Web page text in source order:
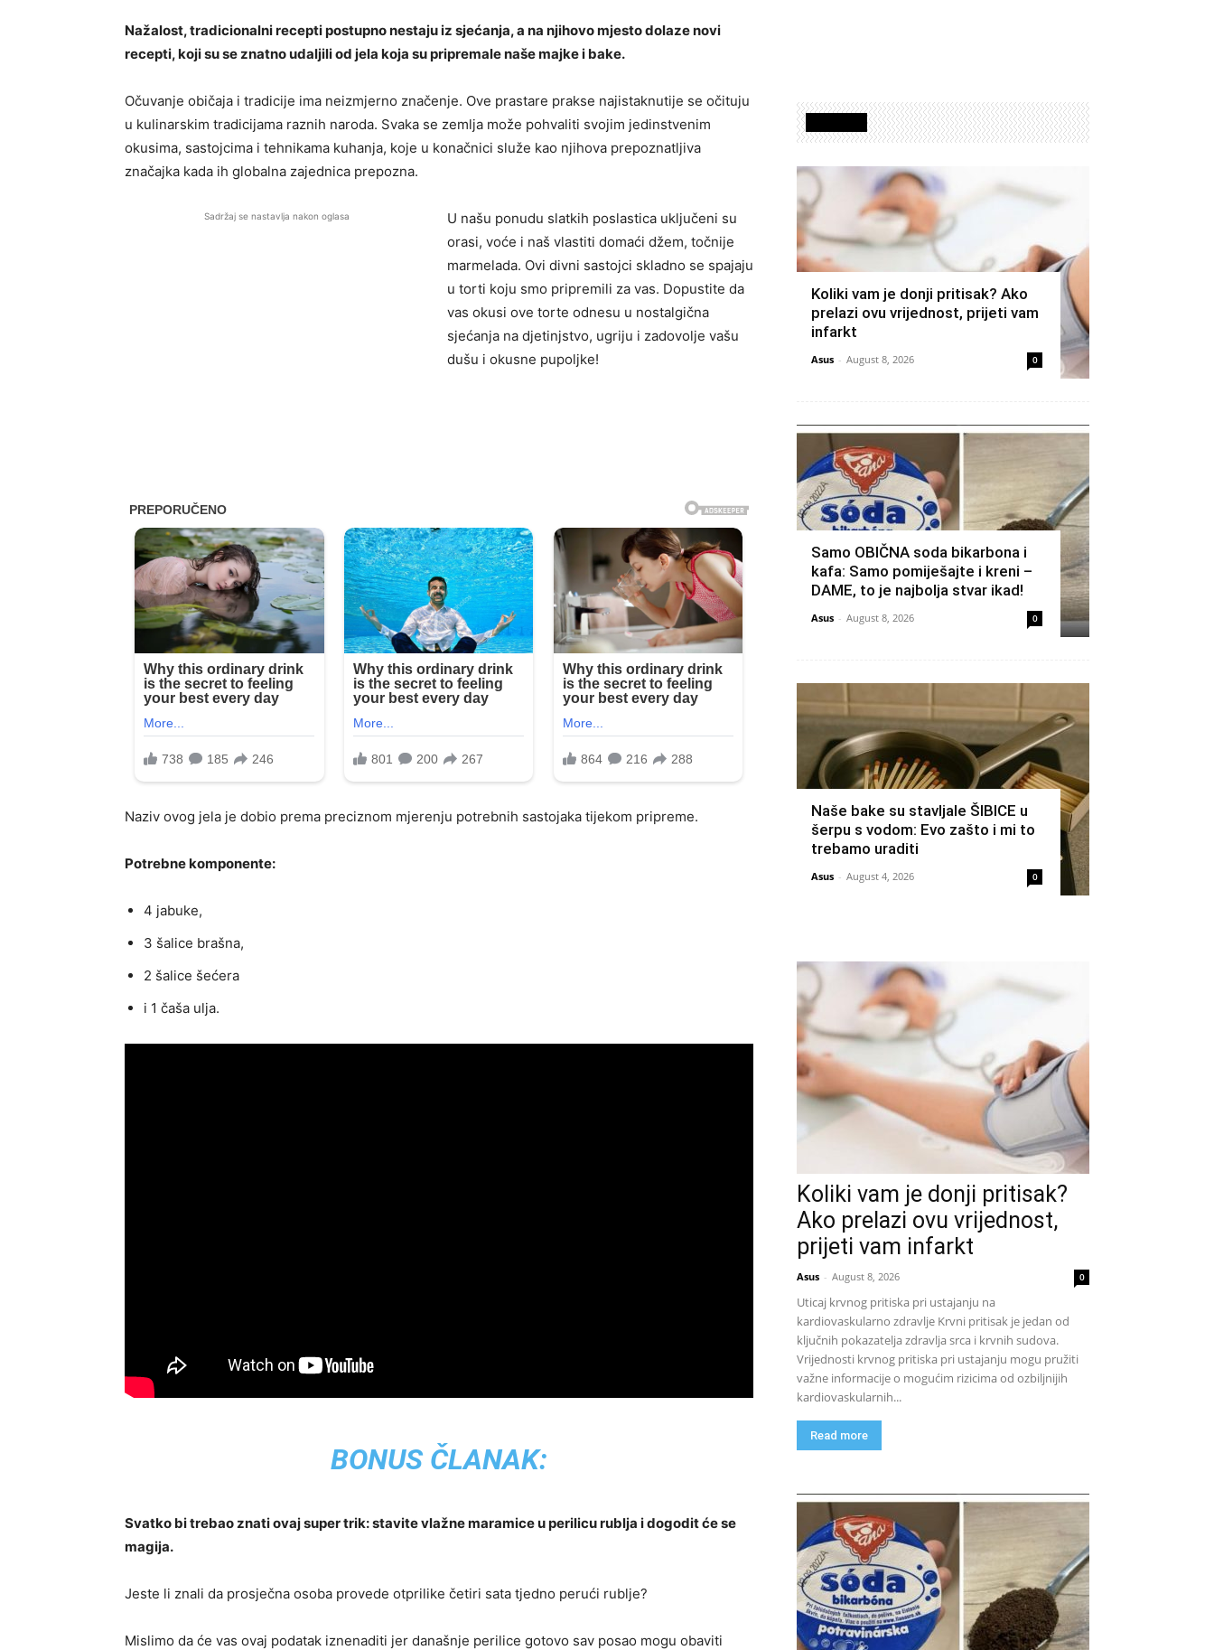
Nažalost, tradicionalni recepti postupno nestaju iz sjećanja, a na njihovo mjesto dolaze novi
recepti, koji su se znatno udaljili od jela koja su pripremale naše majke i bake.
Očuvanje običaja i tradicije ima neizmjerno značenje. Ove prastare prakse najistaknutije se očituju
u kulinarskim tradicijama raznih naroda. Svaka se zemlja može pohvaliti svojim jedinstvenim
okusima, sastojcima i tehnikama kuhanja, koje u konačnici služe kao njihova prepoznatljiva
značajka kada ih globalna zajednica prepozna.
Sadržaj se nastavlja nakon oglasa
U našu ponudu slatkih poslastica uključeni su
orasi, voće i naš vlastiti domaći džem, točnije
marmelada. Ovi divni sastojci skladno se spajaju
u torti koju smo pripremili za vas. Dopustite da
vas okusi ove torte odnesu u nostalgična
sjećanja na djetinjstvo, ugriju i zadovolje vašu
dušu i okusne pupoljke!
Naziv ovog jela je dobio prema preciznom mjerenju potrebnih sastojaka tijekom pripreme.
Potrebne komponente:
4 jabuke,
3 šalice brašna,
2 šalice šećera
i 1 čaša ulja.
BONUS ČLANAK:
Svatko bi trebao znati ovaj super trik: stavite vlažne maramice u perilicu rublja i dogodit će se
magija.
Jeste li znali da prosječna osoba provede otprilike četiri sata tjedno perući rublje?
Mislimo da će vas ovaj podatak iznenaditi jer današnje perilice gotovo sav posao mogu obaviti
Koliki vam je donji pritisak? Ako
prelazi ovu vrijednost, prijeti vam
infarkt
Asus - August 8, 2026 0
Samo OBIČNA soda bikarbona i
kafa: Samo pomiješajte i kreni –
DAME, to je najbolja stvar ikad!
Asus - August 8, 2026 0
Naše bake su stavljale ŠIBICE u
šerpu s vodom: Evo zašto i mi to
trebamo uraditi
Asus - August 4, 2026 0
Koliki vam je donji pritisak?
Ako prelazi ovu vrijednost,
prijeti vam infarkt
Asus - August 8, 2026 0
Uticaj krvnog pritiska pri ustajanju na
kardiovaskularno zdravlje Krvni pritisak je jedan od
ključnih pokazatelja zdravlja srca i krvnih sudova.
Vrijednosti krvnog pritiska pri ustajanju mogu pružiti
važne informacije o mogućim rizicima od ozbiljnijih
kardiovaskularnih...
Read more